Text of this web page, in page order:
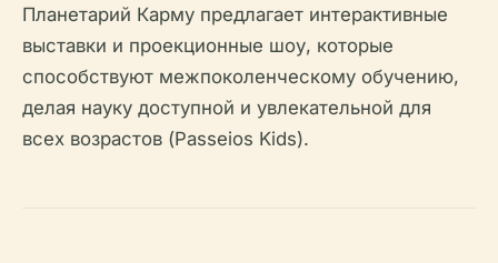
Планетарий Карму предлагает интерактивные
выставки и проекционные шоу, которые
способствуют межпоколенческому обучению,
делая науку доступной и увлекательной для
всех возрастов (Passeios Kids).